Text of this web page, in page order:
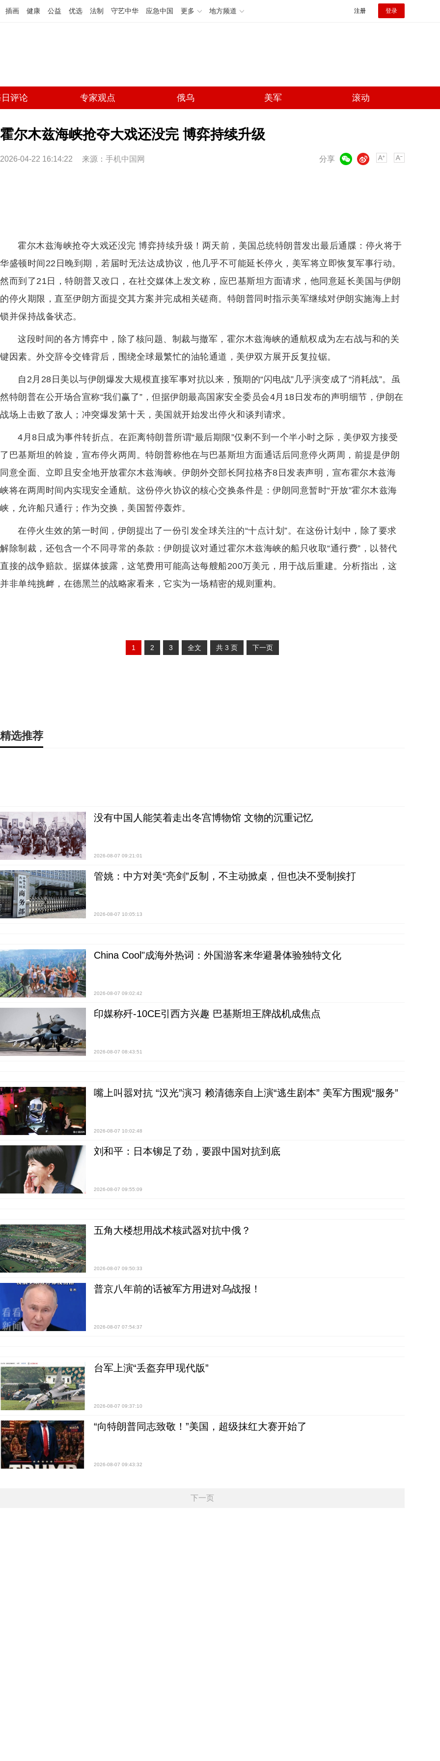
插画 健康 公益 优选 法制 守艺中华 应急中国 更多 地方频道 注册 登录
评论 专家观点 俄乌 美军 滚动
霍尔木兹海峡抢夺大戏还没完 博弈持续升级
2026-04-22 16:14:22 来源： 手机中国网 分享
微博
霍尔木兹海峡抢夺大戏还没完 博弈持续升级！两天前，美国总统特朗普发出最后通牒：停火将于
华盛顿时间22日晚到期，若届时无法达成协议，他几乎不可能延长停火，美军将立即恢复军事行动。
然而到了21日，特朗普又改口，在社交媒体上发文称，应巴基斯坦方面请求，他同意延长美国与伊朗
的停火期限，直至伊朗方面提交其方案并完成相关磋商。特朗普同时指示美军继续对伊朗实施海上封
锁并保持战备状态。
这段时间的各方博弈中，除了核问题、制裁与撤军，霍尔木兹海峡的通航权成为左右战与和的关
键因素。外交辞令交锋背后，围绕全球最繁忙的油轮通道，美伊双方展开反复拉锯。
自2月28日美以与伊朗爆发大规模直接军事对抗以来，预期的“闪电战”几乎演变成了“消耗战”。虽
然特朗普在公开场合宣称“我们赢了”，但据伊朗最高国家安全委员会4月18日发布的声明细节，伊朗在
战场上击败了敌人；冲突爆发第十天，美国就开始发出停火和谈判请求。
4月8日成为事件转折点。在距离特朗普所谓“最后期限”仅剩不到一个半小时之际，美伊双方接受
了巴基斯坦的斡旋，宣布停火两周。特朗普称他在与巴基斯坦方面通话后同意停火两周，前提是伊朗
同意全面、立即且安全地开放霍尔木兹海峡。伊朗外交部长阿拉格齐8日发表声明，宣布霍尔木兹海
峡将在两周时间内实现安全通航。这份停火协议的核心交换条件是：伊朗同意暂时“开放”霍尔木兹海
峡，允许船只通行；作为交换，美国暂停轰炸。
在停火生效的第一时间，伊朗提出了一份引发全球关注的“十点计划”。在这份计划中，除了要求
解除制裁，还包含一个不同寻常的条款：伊朗提议对通过霍尔木兹海峡的船只收取“通行费”，以替代
直接的战争赔款。据媒体披露，这笔费用可能高达每艘船200万美元，用于战后重建。分析指出，这
并非单纯挑衅，在德黑兰的战略家看来，它实为一场精密的规则重构。
1 2 3 全文 共 3 页 下一页
精选推荐
没有中国人能笑着走出冬宫博物馆 文物的沉重记忆
2026-08-07 09:21:01
管姚：中方对美“亮剑”反制，不主动掀桌，但也决不受制挨打
2026-08-07 10:05:13
China Cool"成海外热词：外国游客来华避暑体验独特文化
2026-08-07 09:02:42
印媒称歼-10CE引西方兴趣 巴基斯坦王牌战机成焦点
2026-08-07 08:43:51
嘴上叫嚣对抗 “汉光”演习 赖清德亲自上演“逃生剧本” 美军方围观“服务”
2026-08-07 10:02:48
刘和平：日本铆足了劲，要跟中国对抗到底
2026-08-07 09:55:09
五角大楼想用战术核武器对抗中俄？
2026-08-07 09:50:33
普京八年前的话被军方用进对乌战报！
2026-08-07 07:54:37
台军上演“丢盔弃甲现代版”
2026-08-07 09:37:10
“向特朗普同志致敬！”美国，超级抹红大赛开始了
2026-08-07 09:43:32
下一页